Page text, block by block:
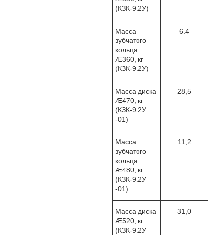
(КЗК-9.2У)
Масса
зубчатого
кольца
Æ360, кг
(КЗК-9.2У)
6,4
Масса диска
Æ470, кг
(КЗК-9.2У
-01)
28,5
Масса
зубчатого
кольца
Æ480, кг
(КЗК-9.2У
-01)
11,2
Масса диска
Æ520, кг
(КЗК-9.2У
31,0